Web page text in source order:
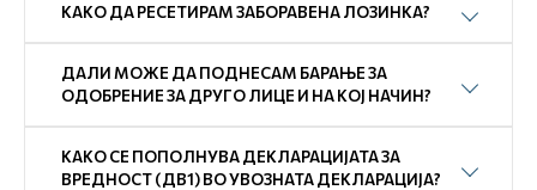
КАКО ДА РЕСЕТИРАМ ЗАБОРАВЕНА ЛОЗИНКА?
ДАЛИ МОЖЕ ДА ПОДНЕСАМ БАРАЊЕ ЗА
ОДОБРЕНИЕ ЗА ДРУГО ЛИЦЕ И НА КОЈ НАЧИН?
КАКО СЕ ПОПОЛНУВА ДЕКЛАРАЦИЈАТА ЗА
ВРЕДНОСТ (ДВ1) ВО УВОЗНАТА ДЕКЛАРАЦИЈА?